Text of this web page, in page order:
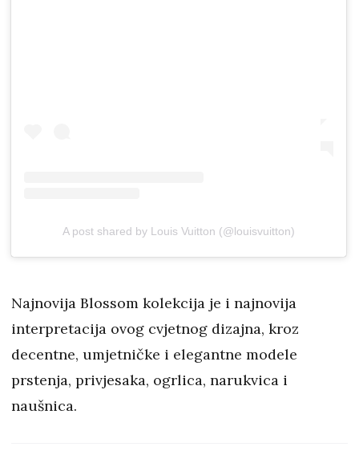
A post shared by Louis Vuitton (@louisvuitton)
Najnovija Blossom kolekcija je i najnovija
interpretacija ovog cvjetnog dizajna, kroz
decentne, umjetničke i elegantne modele
prstenja, privjesaka, ogrlica, narukvica i
naušnica.